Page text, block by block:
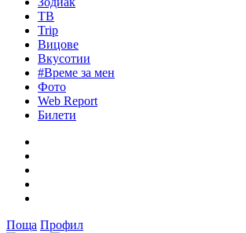
ТВ
Trip
Вицове
Вкусотии
#Време за мен
Фото
Web Report
Билети
Поща Профил